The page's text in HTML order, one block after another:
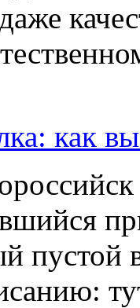
как
пустой